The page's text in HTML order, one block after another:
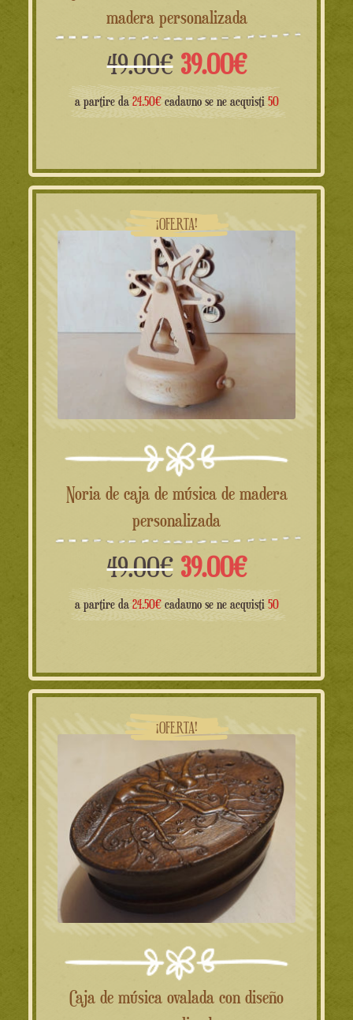
madera personalizada
49.00€ El
precio
era:
49.00€.
39.00€El
precio
es:
39.00€.
a partire da 24.50€cadauno se ne acquisti 50
¡OFERTA!
Noria de caja de música de madera
personalizada
49.00€ El
precio
era:
49.00€.
39.00€El
precio
es:
39.00€.
a partire da 24.50€cadauno se ne acquisti 50
¡OFERTA!
Caja de música ovalada con diseño